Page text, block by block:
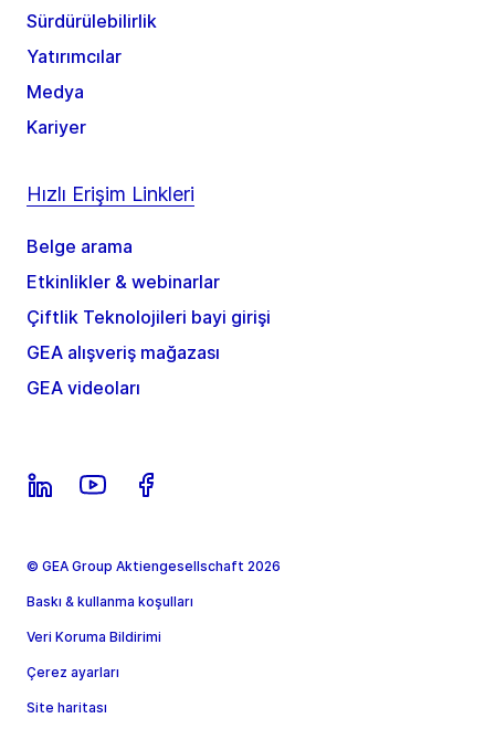
Sürdürülebilirlik
Yatırımcılar
Medya
Kariyer
Hızlı Erişim Linkleri
Belge arama
Etkinlikler & webinarlar
Çiftlik Teknolojileri bayi girişi
GEA alışveriş mağazası
GEA videoları
© GEA Group Aktiengesellschaft 2026
Baskı & kullanma koşulları
Veri Koruma Bildirimi
Çerez ayarları
Site haritası